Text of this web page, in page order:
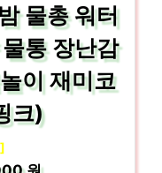
물총 워터
통 장난감
이 재미코
크)